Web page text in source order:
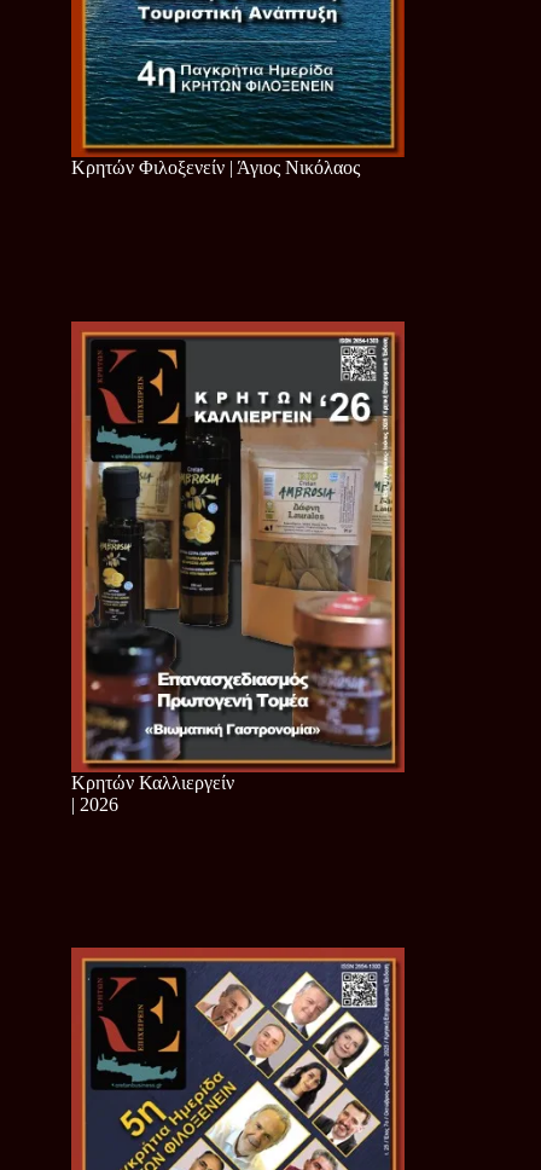
Κρητών Φιλοξενείν | Άγιος Νικόλαος
Κρητών Καλλιεργείν
| 2026